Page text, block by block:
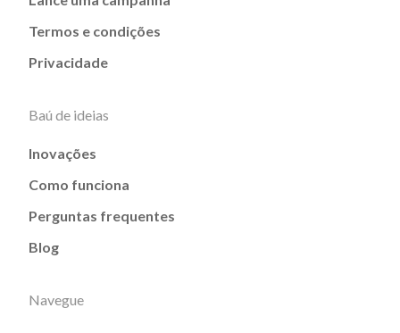
Termos e condições
Privacidade
Baú de ideias
Inovações
Como funciona
Perguntas frequentes
Blog
Navegue